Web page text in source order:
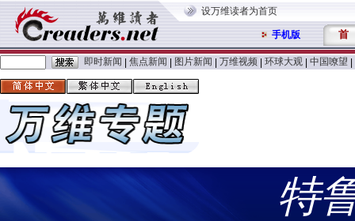
设万维读者为首页
手机版 首
即时新闻 焦点新闻 图片新闻 万维视频 环球大观 中国嘹望
特